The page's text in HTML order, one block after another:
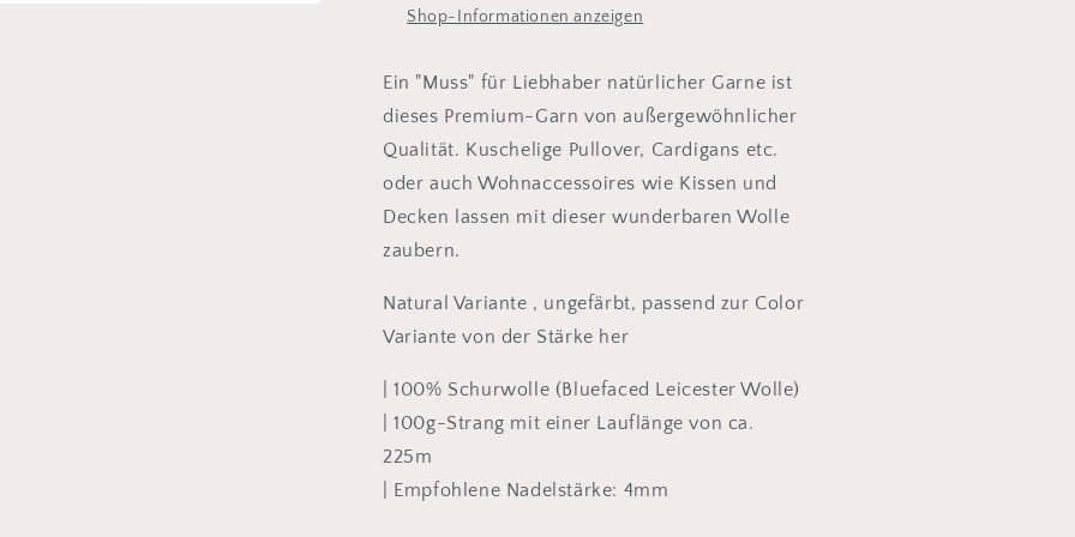
Shop-Informationen anzeigen
Ein "Muss" für Liebhaber natürlicher Garne ist
dieses Premium-Garn von außergewöhnlicher
Qualität. Kuschelige Pullover, Cardigans etc.
oder auch Wohnaccessoires wie Kissen und
Decken lassen mit dieser wunderbaren Wolle
zaubern.
Natural Variante , ungefärbt, passend zur Color
Variante von der Stärke her
| 100% Schurwolle (Bluefaced Leicester Wolle)
| 100g-Strang mit einer Lauflänge von ca.
225m
| Empfohlene Nadelstärke: 4mm